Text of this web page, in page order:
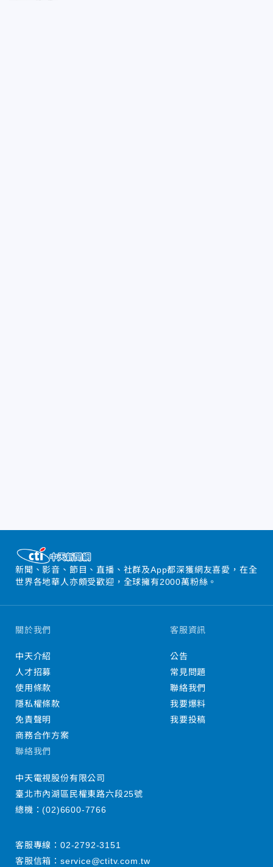
新聞、影音、節目、直播、社群及App都深獲網友喜愛，在全
世界各地華人亦頗受歡迎，全球擁有2000萬粉絲。
關於我們
中天介紹
人才招募
使用條款
隱私權條款
免責聲明
商務合作方案
客服資訊
公告
常見問題
聯絡我們
我要爆料
我要投稿
聯絡我們
中天電視股份有限公司
臺北市內湖區民權東路六段25號
總機：(02)6600-7766
客服專線： 02-2792-3151
客服信箱： service@ctitv.com.tw